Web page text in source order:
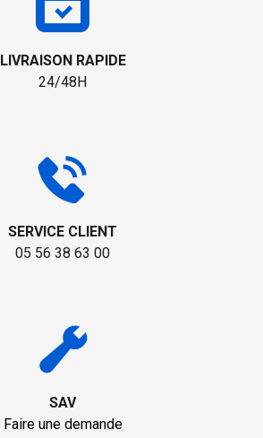
LIVRAISON RAPIDE
24/48H
SERVICE CLIENT
05 56 38 63 00
SAV
Faire une demande